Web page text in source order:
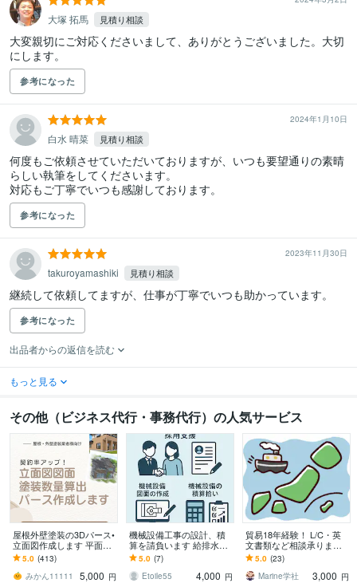
大塚 拓馬 見積り相談
大変親切にご対応くださいまして、ありがとうございました。大切
にします。
参考になった
2024年1月10日
白水 晴菜 見積り相談
何度もご依頼させていただいておりますが、いつも要望通りの素晴
らしい執筆をしてくださいます。
対応もご丁寧でいつも感謝しております。
参考になった
2023年11月30日
takuroyamashiki 見積り相談
継続して依頼してますが、仕事が丁寧でいつも助かっています。
参考になった
出品者からの返信を読む
もっと見る
その他（ビジネス代行・事務代行）の人気サービス
屋根外壁塗装の3Dパース•
立面図作成します 平面図
から！パース作成、建築
数量算出！6点セット
5.0 (413)
みかん11111
5,000 円
機械設備工事の設計、積
算を請負います 給排水、
空調設備の設計や積算業
務を請負います
5.0 (7)
Etoile55
4,000 円
貿易18年経験！ L/C・英
文書類など相談承ります
～初めてでも安心、輸出
現場で培った知識で全般
サポート～
5.0 (23)
Marine学社
3,000 円